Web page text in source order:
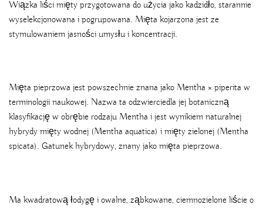
Wiązka liści mięty przygotowana do użycia jako kadzidło, starannie
wyselekcjonowana i pogrupowana. Mięta kojarzona jest ze
stymulowaniem jasności umysłu i koncentracji.
Mięta pieprzowa jest powszechnie znana jako Mentha × piperita w
terminologii naukowej. Nazwa ta odzwierciedla jej botaniczną
klasyfikację w obrębie rodzaju Mentha i jest wynikiem naturalnej
hybrydy mięty wodnej (Mentha aquatica) i mięty zielonej (Mentha
spicata). Gatunek hybrydowy, znany jako mięta pieprzowa.
Ma kwadratową łodygę i owalne, ząbkowane, ciemnozielone liście o